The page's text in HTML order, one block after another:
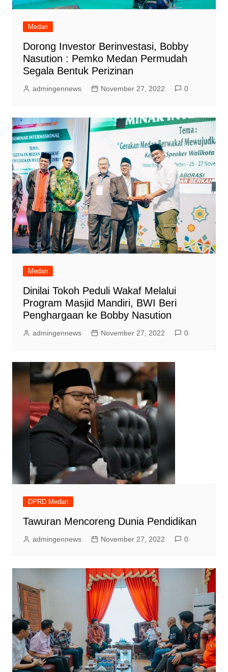
Medan
Dorong Investor Berinvestasi, Bobby
Nasution : Pemko Medan Permudah
Segala Bentuk Perizinan
admingennews November 27, 2022 0
Medan
Dinilai Tokoh Peduli Wakaf Melalui
Program Masjid Mandiri, BWI Beri
Penghargaan ke Bobby Nasution
admingennews November 27, 2022 0
DPRD Medan
Tawuran Mencoreng Dunia Pendidikan
admingennews November 27, 2022 0